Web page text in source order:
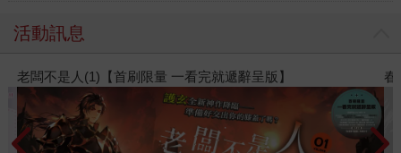
活動訊息
是人(1)【首刷限量 一看完就遞辭呈版】 春光ｘ奇